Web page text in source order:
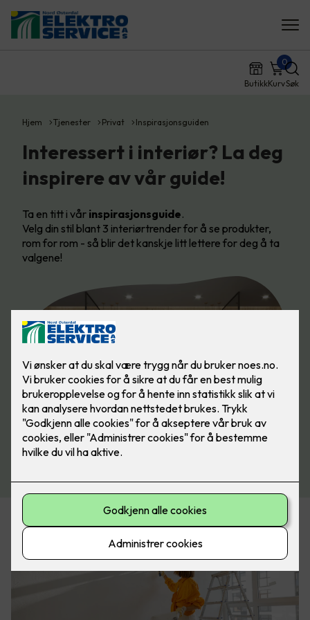
ButikkKurv
0
Søk
Hjem Tjenester Privat Inspirasjonsguiden
Interessert i interiør? La deg
inspirere av vår guide!
Ta en titt i vår inspirasjonsguide.
Velg din stil blant 3 interiørtrender for å se produkter,
rom for rom - så blir det kanskje litt lettere for deg å ta
valgene!